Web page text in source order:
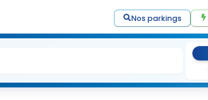
Nos parkings